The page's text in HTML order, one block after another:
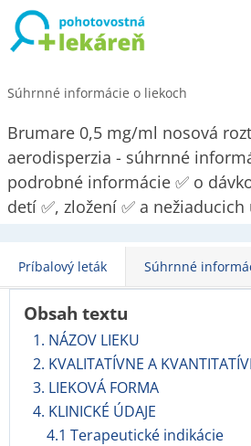
Súhrnné informácie o liekoch
Brumare 0,5 mg/ml nosová
aerodisperzia - súhrnné
podrobné informácie ✅ o
detí ✅, zložení ✅ a
Príbalový leták Súhrnné
Obsah textu
1. NÁZOV LIEKU
2. KVALITATÍVNE A
3. LIEKOVÁ FORMA
4. KLINICKÉ ÚDAJE
4.1 Terapeutické indikácie